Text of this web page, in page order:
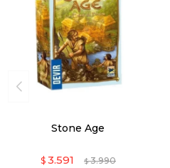
Stone Age
$ 3.591 $ 3.990